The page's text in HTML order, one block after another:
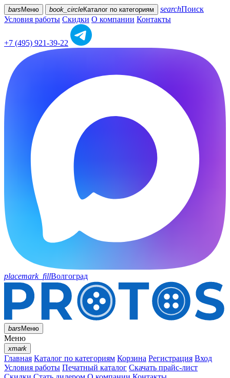
bars Меню book_circleКаталог по категориям searchПоиск
Условия работы Скидки О компании Контакты
+7 (495) 921-39-22
placemark_fillВолгоград
barsМеню
Меню
xmark
Главная Каталог по категориям Корзина Регистрация Вход
Условия работы Печатный каталог Скачать прайс-лист